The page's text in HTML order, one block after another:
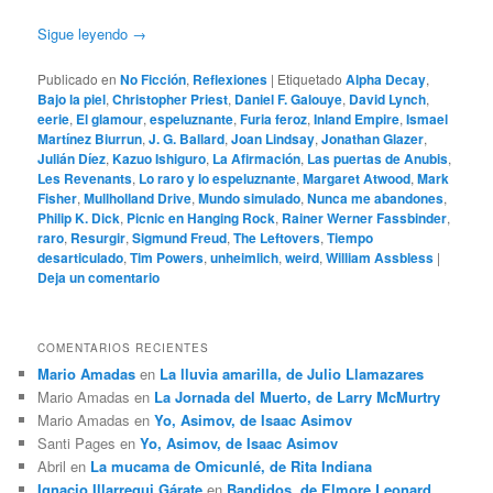
Sigue leyendo →
Publicado en No Ficción, Reflexiones | Etiquetado Alpha Decay,
Bajo la piel,Christopher Priest, Daniel F. Galouye, David Lynch,
eerie, El glamour,espeluznante,Furia feroz,Inland Empire,Ismael
Martínez Biurrun,J. G. Ballard,Joan Lindsay,Jonathan Glazer,
Julián Díez,Kazuo Ishiguro, La Afirmación, Las puertas de Anubis,
Les Revenants, Lo raro y lo espeluznante,Margaret Atwood,Mark
Fisher,Mullholland Drive,Mundo simulado,Nunca me abandones,
Philip K. Dick, Picnic en Hanging Rock, Rainer Werner Fassbinder,
raro, Resurgir,Sigmund Freud,The Leftovers,Tiempo
desarticulado,Tim Powers,unheimlich,weird,William Assbless |
Deja un comentario
COMENTARIOS RECIENTES
Mario Amadas en La lluvia amarilla, de Julio Llamazares
Mario Amadas en La Jornada del Muerto, de Larry McMurtry
Mario Amadas enYo, Asimov, de Isaac Asimov
Santi Pages enYo, Asimov, de Isaac Asimov
Abril en La mucama de Omicunlé, de Rita Indiana